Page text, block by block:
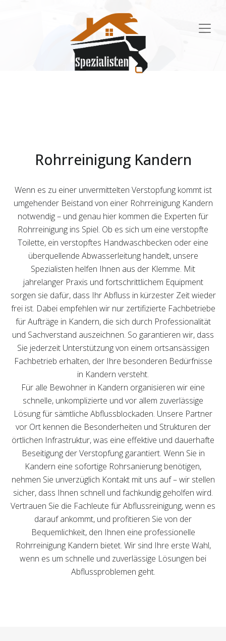
Rohrreinigung Kandern
Wenn es zu einer unvermittelten Verstopfung kommt ist
umgehender Beistand von einer Rohrreinigung Kandern
notwendig – und genau hier kommen die Experten für
Rohrreinigung ins Spiel. Ob es sich um eine verstopfte
Toilette, ein verstopftes Handwaschbecken oder eine
überquellende Abwasserleitung handelt, unsere
Spezialisten helfen Ihnen aus der Klemme. Mit
jahrelanger Praxis und fortschrittlichem Equipment
sorgen sie dafür, dass Ihr Abfluss in kürzester Zeit wieder
frei ist. Dabei empfehlen wir nur zertifizierte Fachbetriebe
für Aufträge in Kandern, die sich durch Professionalität
und Sachverstand auszeichnen. So garantieren wir, dass
Sie jederzeit Unterstützung von einem ortsansässigen
Fachbetrieb erhalten, der Ihre besonderen Bedürfnisse
in Kandern versteht.
Für alle Bewohner in Kandern organisieren wir eine
schnelle, unkomplizierte und vor allem zuverlässige
Lösung für sämtliche Abflussblockaden. Unsere Partner
vor Ort kennen die Besonderheiten und Strukturen der
örtlichen Infrastruktur, was eine effektive und dauerhafte
Beseitigung der Verstopfung garantiert. Wenn Sie in
Kandern eine sofortige Rohrsanierung benötigen,
nehmen Sie unverzüglich Kontakt mit uns auf – wir stellen
sicher, dass Ihnen schnell und fachkundig geholfen wird.
Vertrauen Sie die Fachleute für Abflussreinigung, wenn es
darauf ankommt, und profitieren Sie von der
Bequemlichkeit, den Ihnen eine professionelle
Rohrreinigung Kandern bietet. Wir sind Ihre erste Wahl,
wenn es um schnelle und zuverlässige Lösungen bei
Abflussproblemen geht.